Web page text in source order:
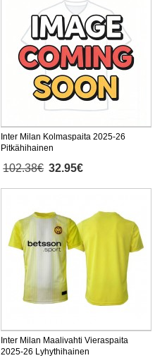
Inter Milan Kolmaspaita 2025-26
Pitkähihainen
102.38€ 32.95€
Inter Milan Maalivahti Vieraspaita
2025-26 Lyhythihainen